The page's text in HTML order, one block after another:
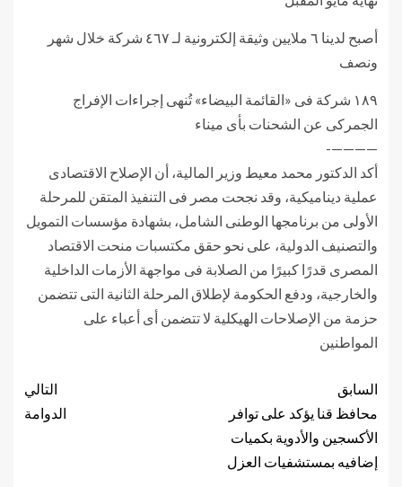
أصبح لدينا ٦ ملايين وثيقة إلكترونية لـ ٤٦٧ شركة خلال شهر
ونصف
١٨٩ شركة فى «القائمة البيضاء» تُنهى إجراءات الإفراج
الجمركى عن الشحنات بأى ميناء
————-
أكد الدكتور محمد معيط وزير المالية، أن الإصلاح الاقتصادى
عملية ديناميكية، وقد نجحت مصر فى التنفيذ المتقن للمرحلة
الأولى من برنامجها الوطنى الشامل، بشهادة مؤسسات التمويل
والتصنيف الدولية، على نحو حقق مكتسبات منحت الاقتصاد
المصرى قدرًا كبيرًا من الصلابة فى مواجهة الأزمات الداخلية
والخارجية، ودفع الحكومة لإطلاق المرحلة الثانية التى تتضمن
حزمة من الإصلاحات الهيكلية لا تتضمن أى أعباء على
المواطنين
السابق
محافظ قنا يؤكد على توافر
الأكسجين والأدوية بكميات
إضافيه بمستشفيات العزل
التالي
الدوامة